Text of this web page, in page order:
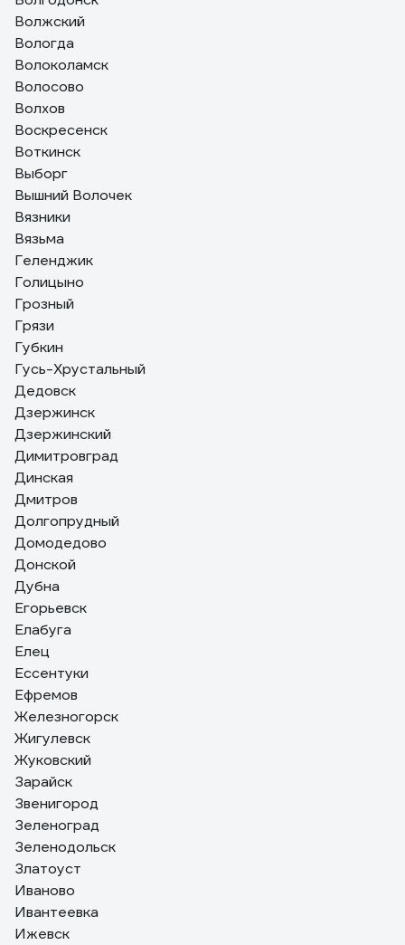
Волжский
Вологда
Волоколамск
Волосово
Волхов
Воскресенск
Воткинск
Выборг
Вышний Волочек
Вязники
Вязьма
Геленджик
Голицыно
Грозный
Грязи
Губкин
Гусь-Хрустальный
Дедовск
Дзержинск
Дзержинский
Димитровград
Динская
Дмитров
Долгопрудный
Домодедово
Донской
Дубна
Егорьевск
Елабуга
Елец
Ессентуки
Ефремов
Железногорск
Жигулевск
Жуковский
Зарайск
Звенигород
Зеленоград
Зеленодольск
Златоуст
Иваново
Ивантеевка
Ижевск